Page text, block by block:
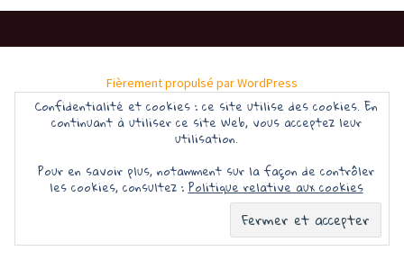
Fièrement propulsé par WordPress
Confidentialité et cookies : ce site utilise des cookies. En
continuant à utiliser ce site Web, vous acceptez leur
utilisation.
Pour en savoir plus, notamment sur la façon de contrôler
les cookies, consultez :Politique relative aux cookies